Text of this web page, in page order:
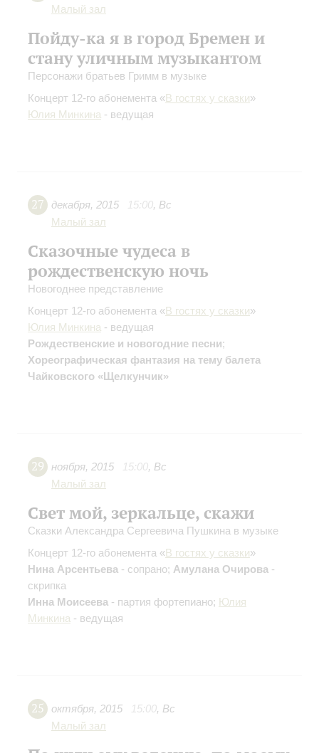
Малый зал
Пойду-ка я в город Бремен и
стану уличным музыкантом
Персонажи братьев Гримм в музыке
Концерт 12-го абонемента «В гостях у сказки»
Юлия Минкина - ведущая
27 декабря, 2015 15:00, Вс
Малый зал
Сказочные чудеса в
рождественскую ночь
Новогоднее представление
Концерт 12-го абонемента «В гостях у сказки»
Юлия Минкина - ведущая
Рождественские и новогодние песни;
Хореографическая фантазия на тему балета
Чайковского «Щелкунчик»
29 ноября, 2015 15:00, Вс
Малый зал
Свет мой, зеркальце, скажи
Сказки Александра Сергеевича Пушкина в музыке
Концерт 12-го абонемента «В гостях у сказки»
Нина Арсентьева - сопрано; Амулана Очирова -
скрипка
Инна Моисеева - партия фортепиано; Юлия
Минкина - ведущая
25 октября, 2015 15:00, Вс
Малый зал